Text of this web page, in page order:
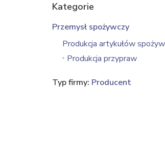
Kategorie
Przemysł spożywczy
Produkcja artykułów
Produkcja przypraw
Typ firmy: Producent